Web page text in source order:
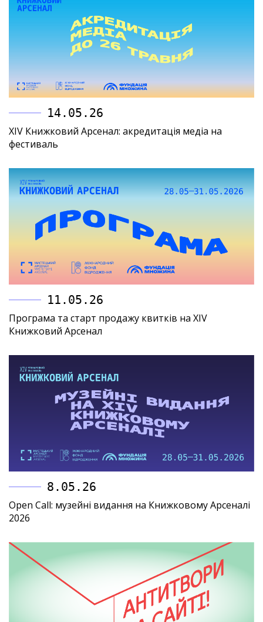
14.05.26
XIV Книжковий Арсенал: акредитація медіа на
фестиваль
11.05.26
Програма та старт продажу квитків на XIV
Книжковий Арсенал
8.05.26
Open Call: музейні видання на Книжковому Арсеналі
2026